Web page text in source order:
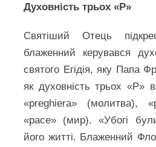
Духовність трьох «P»
Святіший Отець
блаженний керувався
святого Егідія, яку Папа
як духовність трьох «P»
«preghiera» (молитва),
«pace» (мир). «Убогі
його житті. Блаженний